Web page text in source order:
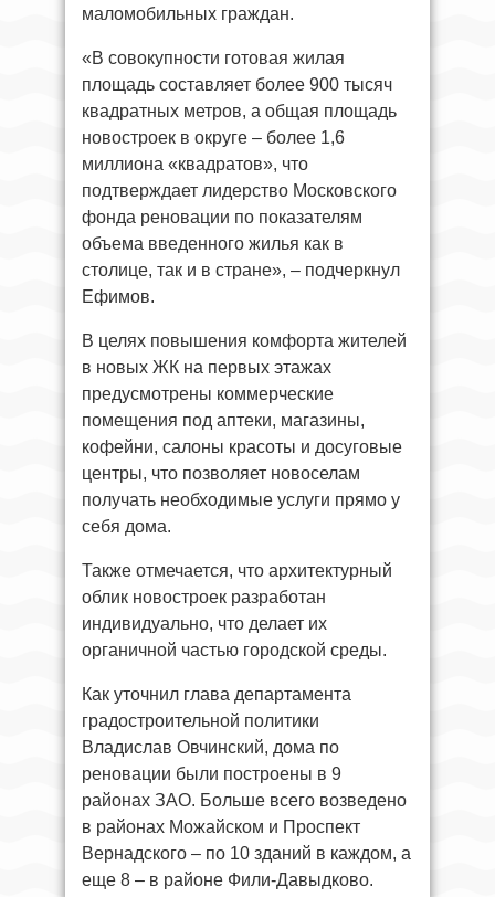
маломобильных граждан.
«В совокупности готовая жилая
площадь составляет более 900 тысяч
квадратных метров, а общая площадь
новостроек в округе – более 1,6
миллиона «квадратов», что
подтверждает лидерство Московского
фонда реновации по показателям
объема введенного жилья как в
столице, так и в стране», – подчеркнул
Ефимов.
В целях повышения комфорта жителей
в новых ЖК на первых этажах
предусмотрены коммерческие
помещения под аптеки, магазины,
кофейни, салоны красоты и досуговые
центры, что позволяет новоселам
получать необходимые услуги прямо у
себя дома.
Также отмечается, что архитектурный
облик новостроек разработан
индивидуально, что делает их
органичной частью городской среды.
Как уточнил глава департамента
градостроительной политики
Владислав Овчинский, дома по
реновации были построены в 9
районах ЗАО. Больше всего возведено
в районах Можайском и Проспект
Вернадского – по 10 зданий в каждом, а
еще 8 – в районе Фили-Давыдково.